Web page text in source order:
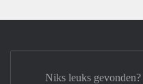
Niks leuks